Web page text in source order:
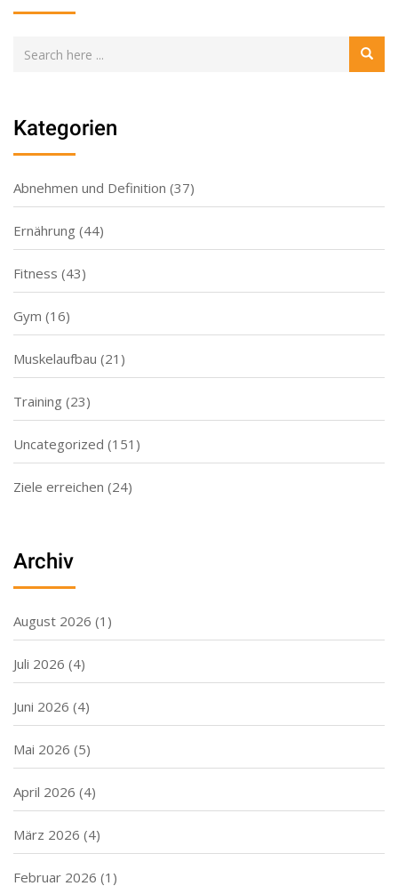
Kategorien
Abnehmen und Definition (37)
Ernährung (44)
Fitness (43)
Gym (16)
Muskelaufbau (21)
Training (23)
Uncategorized (151)
Ziele erreichen (24)
Archiv
August 2026 (1)
Juli 2026 (4)
Juni 2026 (4)
Mai 2026 (5)
April 2026 (4)
März 2026 (4)
Februar 2026 (1)